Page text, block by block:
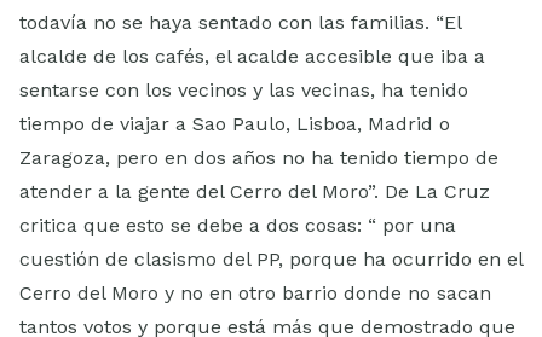
todavía no se haya sentado con las familias. “El
alcalde de los cafés, el acalde accesible que iba a
sentarse con los vecinos y las vecinas, ha tenido
tiempo de viajar a Sao Paulo, Lisboa, Madrid o
Zaragoza, pero en dos años no ha tenido tiempo de
atender a la gente del Cerro del Moro”. De La Cruz
critica que esto se debe a dos cosas: “ por una
cuestión de clasismo del PP, porque ha ocurrido en el
Cerro del Moro y no en otro barrio donde no sacan
tantos votos y porque está más que demostrado que